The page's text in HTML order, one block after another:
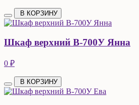
В КОРЗИНУ
Шкаф верхний В-700У Янна
0 ₽
В КОРЗИНУ